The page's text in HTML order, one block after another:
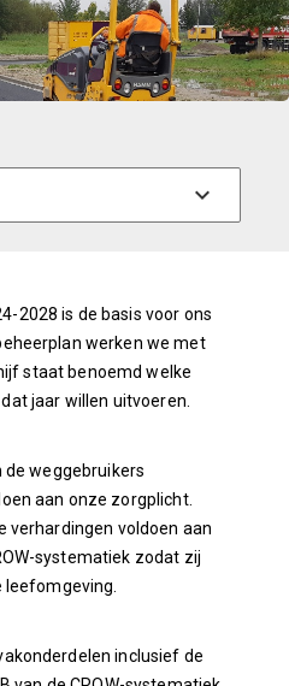
2028 is de basis voor ons
werken we met
staat benoemd welke
jaar willen uitvoeren.
de weggebruikers
aan onze zorgplicht.
verhardingen voldoen aan
systematiek zodat zij
leefomgeving.
inclusief de